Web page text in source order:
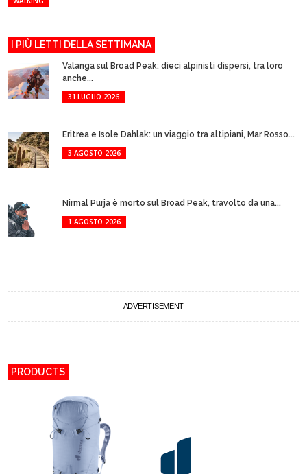
I PIÙ LETTI DELLA SETTIMANA
Valanga sul Broad Peak: dieci alpinisti dispersi, tra loro
anche...
31 LUGLIO 2026
Eritrea e Isole Dahlak: un viaggio tra altipiani, Mar Rosso...
3 AGOSTO 2026
Nirmal Purja è morto sul Broad Peak, travolto da una...
1 AGOSTO 2026
ADVERTISEMENT
PRODUCTS